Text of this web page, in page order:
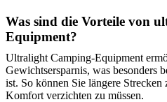
Was sind die Vorteile von
Equipment?
Ultralight Camping-Equipment
Gewichtsersparnis, was besonders
ist. So können Sie längere
Komfort verzichten zu müssen.